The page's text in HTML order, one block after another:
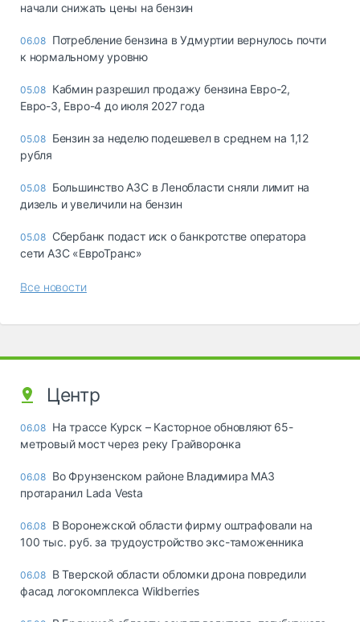
начали снижать цены на бензин
06.08 Потребление бензина в Удмуртии вернулось почти
к нормальному уровню
05.08 Кабмин разрешил продажу бензина Евро-2,
Евро-3, Евро-4 до июля 2027 года
05.08 Бензин за неделю подешевел в среднем на 1,12
рубля
05.08 Большинство АЗС в Ленобласти сняли лимит на
дизель и увеличили на бензин
05.08 Сбербанк подаст иск о банкротстве оператора
сети АЗС «ЕвроТранс»
Все новости
Центр
06.08 На трассе Курск – Касторное обновляют 65-
метровый мост через реку Грайворонка
06.08 Во Фрунзенском районе Владимира МАЗ
протаранил Lada Vesta
06.08 В Воронежской области фирму оштрафовали на
100 тыс. руб. за трудоустройство экс-таможенника
06.08 В Тверской области обломки дрона повредили
фасад логокомплекса Wildberries